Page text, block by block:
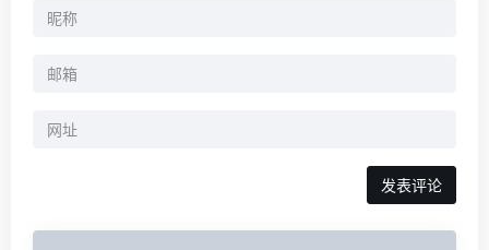
发表评论